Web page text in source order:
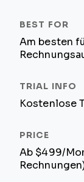
Am besten
Kostenlose
Ab $499/